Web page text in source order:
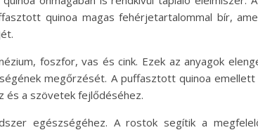
quinoa magas fehérjetartalommal bír,
foszfor, vas és cink. Ezek az anyagok
megőrzését. A puffasztott quinoa emellett
és a szövetek fejlődéséhez.
egészségéhez. A rostok segítik a